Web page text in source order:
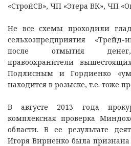
«СтройСВ», ЧП «Этера ВК», ЧП
Не все схемы проходили
сельхозпредприятия «Трейд-
после отмытия денег,
правоохранители
Подлисным и Гордиенко
находится в розыске, т.е. тоже
В августе 2013 года
комплексная проверка
области. В ее результате
Игоря Вириенко была